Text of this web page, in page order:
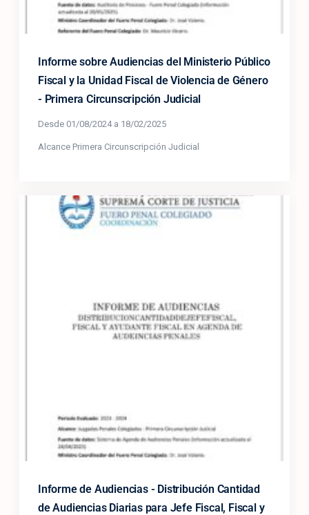
Informe sobre Audiencias del Ministerio Público
Fiscal y la Unidad Fiscal de Violencia de Género
- Primera Circunscripción Judicial
Desde 01/08/2024 a 18/02/2025
Alcance Primera Circunscripción Judicial
Informe de Audiencias - Distribución Cantidad
de Audiencias Diarias para Jefe Fiscal, Fiscal y